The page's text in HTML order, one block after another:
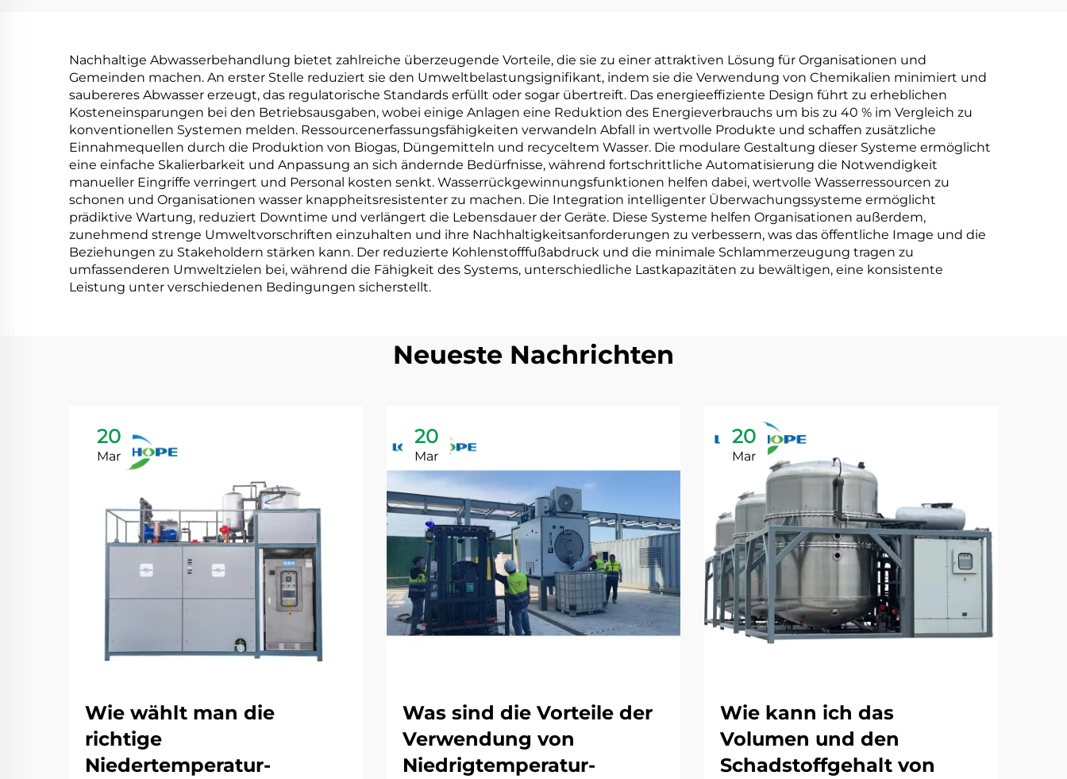
Maschine für
Abwasserbehandlung
aus China
Abwasserbehandlung
und
Konzentratreinigung
Nachhaltige Abwasserbehandlung bietet zahlreiche überzeugende Vorteile, die sie zu einer attraktiven Lösung für Organisationen und
Gemeinden machen. An erster Stelle reduziert sie den Umweltbelastungsignifikant, indem sie die Verwendung von Chemikalien minimiert und
saubereres Abwasser erzeugt, das regulatorische Standards erfüllt oder sogar übertreift. Das energieeffiziente Design führt zu erheblichen
Kosteneinsparungen bei den Betriebsausgaben, wobei einige Anlagen eine Reduktion des Energieverbrauchs um bis zu 40 % im Vergleich zu
konventionellen Systemen melden. Ressourcenerfassungsfähigkeiten verwandeln Abfall in wertvolle Produkte und schaffen zusätzliche
Einnahmequellen durch die Produktion von Biogas, Düngemitteln und recyceltem Wasser. Die modulare Gestaltung dieser Systeme ermöglicht
eine einfache Skalierbarkeit und Anpassung an sich ändernde Bedürfnisse, während fortschrittliche Automatisierung die Notwendigkeit
manueller Eingriffe verringert und Personal kosten senkt. Wasserrückgewinnungsfunktionen helfen dabei, wertvolle Wasserressourcen zu
schonen und Organisationen wasser knappheitsresistenter zu machen. Die Integration intelligenter Überwachungssysteme ermöglicht
prädiktive Wartung, reduziert Downtime und verlängert die Lebensdauer der Geräte. Diese Systeme helfen Organisationen außerdem,
zunehmend strenge Umweltvorschriften einzuhalten und ihre Nachhaltigkeitsanforderungen zu verbessern, was das öffentliche Image und die
Beziehungen zu Stakeholdern stärken kann. Der reduzierte Kohlenstofffußabdruck und die minimale Schlammerzeugung tragen zu
umfassenderen Umweltzielen bei, während die Fähigkeit des Systems, unterschiedliche Lastkapazitäten zu bewältigen, eine konsistente
Leistung unter verschiedenen Bedingungen sicherstellt.
Neueste Nachrichten
20
Mar
Wie wählt man die
richtige
Niedertemperatur-
20
Mar
Was sind die Vorteile der
Verwendung von
Niedrigtemperatur-
20
Mar
Wie kann ich das
Volumen und den
Schadstoffgehalt von